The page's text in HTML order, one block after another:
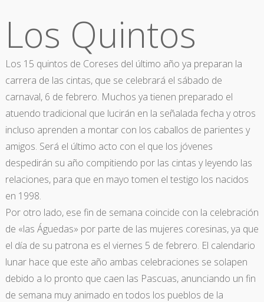
Los Quintos
Los 15 quintos de Coreses del último año ya preparan la
carrera de las cintas, que se celebrará el sábado de
carnaval, 6 de febrero. Muchos ya tienen preparado el
atuendo tradicional que lucirán en la señalada fecha y otros
incluso aprenden a montar con los caballos de parientes y
amigos. Será el último acto con el que los jóvenes
despedirán su año compitiendo por las cintas y leyendo las
relaciones, para que en mayo tomen el testigo los nacidos
en 1998.
Por otro lado, ese fin de semana coincide con la celebración
de «las Águedas» por parte de las mujeres coresinas, ya que
el día de su patrona es el viernes 5 de febrero. El calendario
lunar hace que este año ambas celebraciones se solapen
debido a lo pronto que caen las Pascuas, anunciando un fin
de semana muy animado en todos los pueblos de la